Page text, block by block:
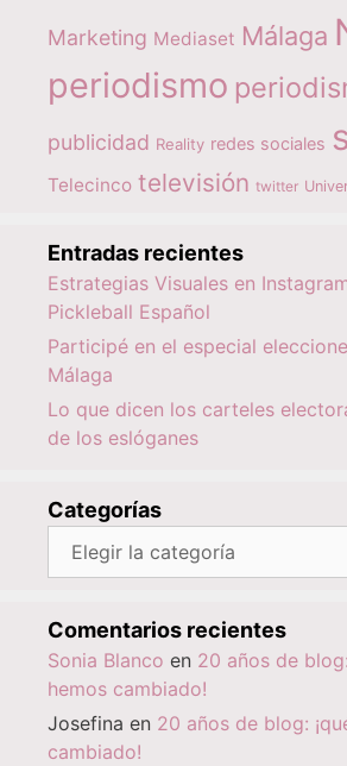
Marketing Mediaset Málaga
periodismo
publicidad Reality redes sociales
Telecinco televisión twitter
Entradas recientes
Estrategias Visuales en
Pickleball Español
Participé en el especial
Málaga
Lo que dicen los carteles
de los eslóganes
Categorías
Comentarios recientes
Sonia Blanco en 20 años de
hemos cambiado!
Josefina en 20 años de blog:
cambiado!